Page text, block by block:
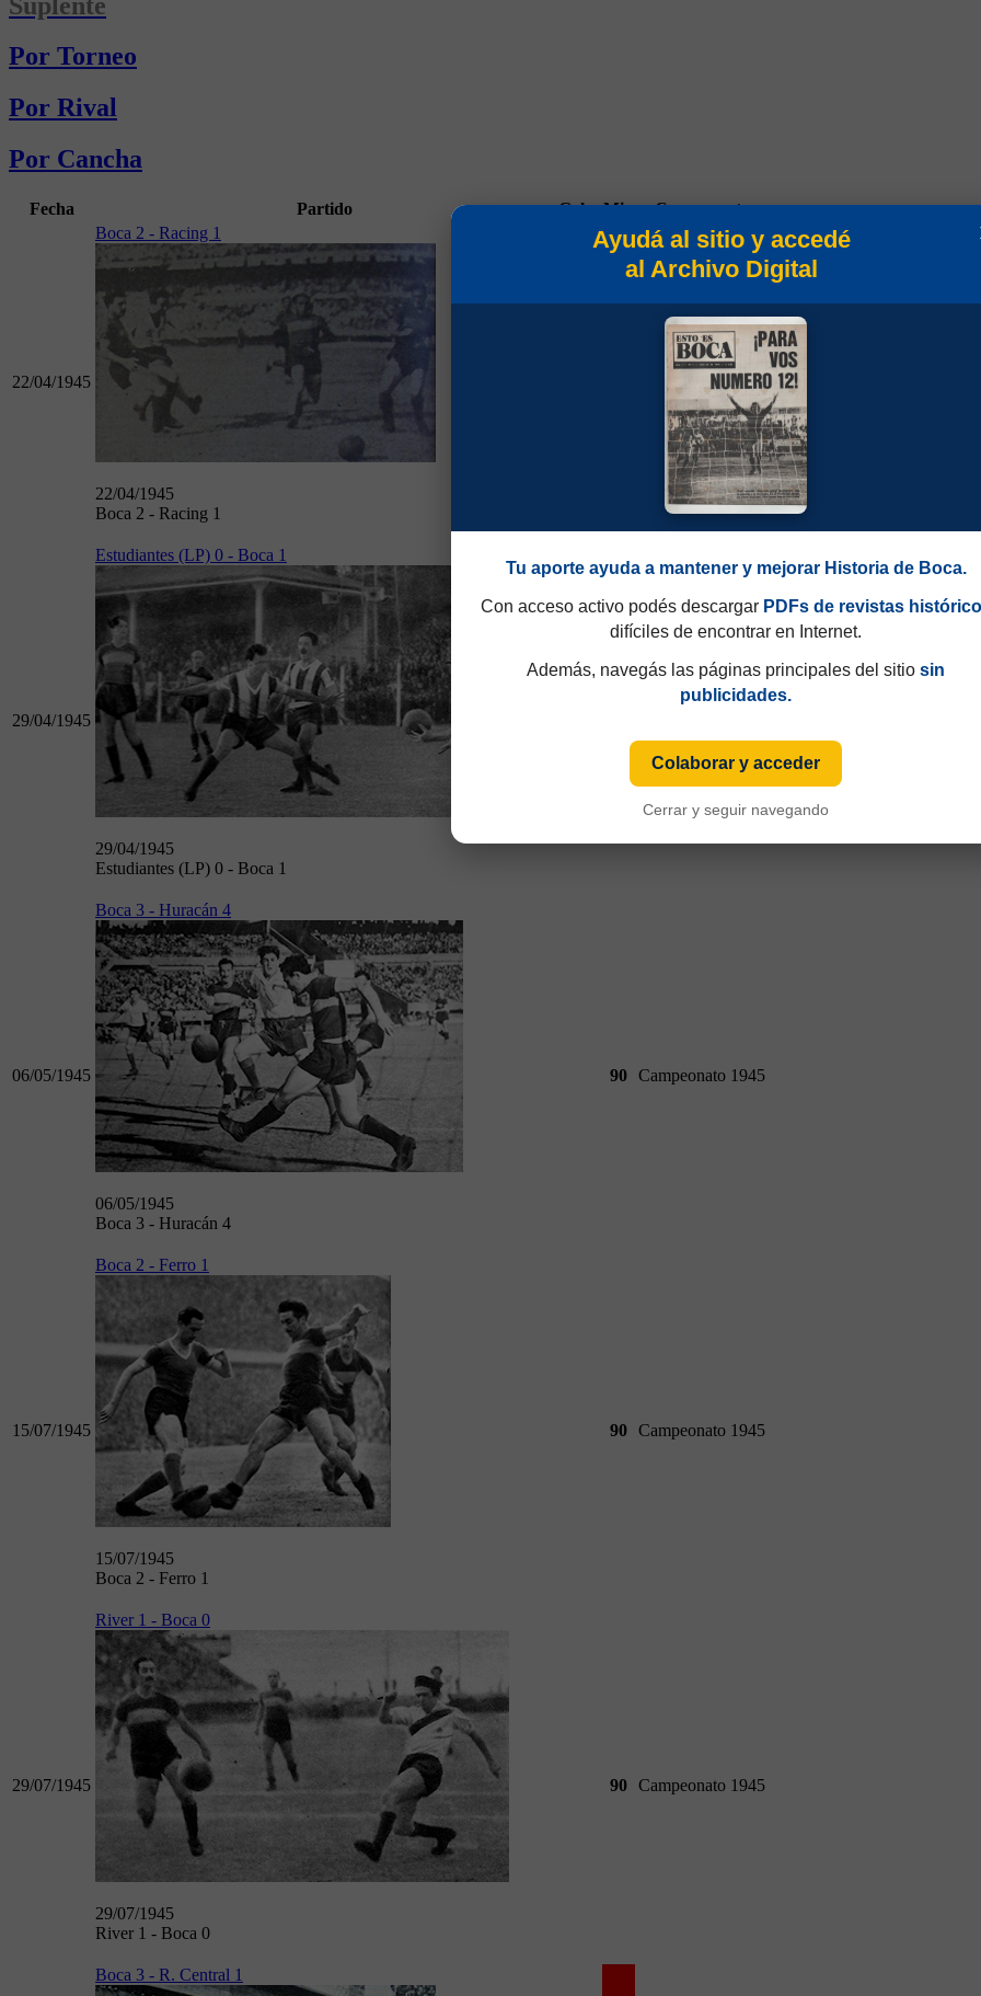
Por Torneo
Por Rival
Por Cancha
Fecha Partido Goles Min Campeonato
22/04/1945
Boca 2 - Racing 1
22/04/1945
Boca 2 - Racing 1
Campeonato 1945
29/04/1945
Estudiantes (LP) 0 - Boca 1
29/04/1945
Estudiantes (LP) 0 - Boca 1
06/05/1945
Boca 3 - Huracán 4
06/05/1945
Boca 3 - Huracán 4
90 Campeonato 1945
15/07/1945
Boca 2 - Ferro 1
15/07/1945
Boca 2 - Ferro 1
90 Campeonato 1945
29/07/1945
River 1 - Boca 0
29/07/1945
River 1 - Boca 0
90 Campeonato 1945
Boca 3 - R. Central 1
Ayudá al sitio y accedé
al Archivo Digital
Tu aporte ayuda a mantener y mejorar Historia de Boca.
Con acceso activo podés descargar PDFs de revistas
difíciles de encontrar en Internet.
Además, navegás las páginas principales del sitio sin
publicidades.
Colaborar y acceder
Cerrar y seguir navegando